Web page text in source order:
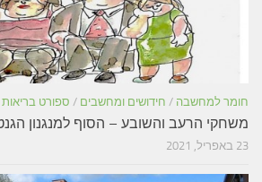
חומר למחשבה / חידושים ומחשבים / ספורט בריאות
משחקי הרעב והשובע – הסוף למנגנון
23 באפריל, 2021